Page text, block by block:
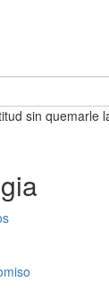
sin quemarle